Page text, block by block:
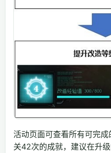
活动页面可查看所有可完
关42次的成就，建议在升